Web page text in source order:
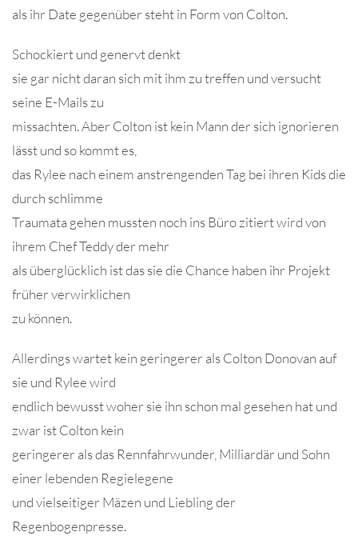
als ihr Date gegenüber steht in Form von Colton.
Schockiert und genervt denkt
sie gar nicht daran sich mit ihm zu treffen und versucht
seine E-Mails zu
missachten. Aber Colton ist kein Mann der sich ignorieren
lässt und so kommt es,
das Rylee nach einem anstrengenden Tag bei ihren Kids die
durch schlimme
Traumata gehen mussten noch ins Büro zitiert wird von
ihrem Chef Teddy der mehr
als überglücklich ist das sie die Chance haben ihr Projekt
früher verwirklichen
zu können.
Allerdings wartet kein geringerer als Colton Donovan auf
sie und Rylee wird
endlich bewusst woher sie ihn schon mal gesehen hat und
zwar ist Colton kein
geringerer als das Rennfahrwunder, Milliardär und Sohn
einer lebenden Regielegene
und vielseitiger Mäzen und Liebling der
Regenbogenpresse.